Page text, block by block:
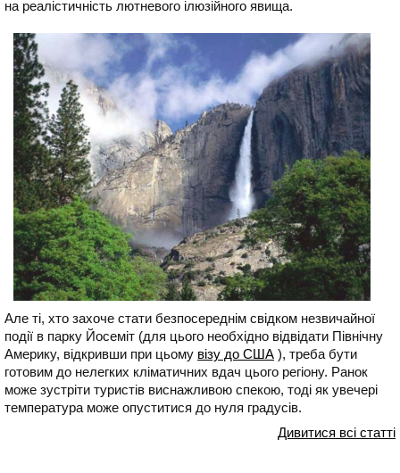
на реалістичність лютневого ілюзійного явища.
Але ті, хто захоче стати безпосереднім свідком незвичайної
події в парку Йосеміт (для цього необхідно відвідати Північну
Америку, відкривши при цьому візу до США ), треба бути
готовим до нелегких кліматичних вдач цього регіону. Ранок
може зустріти туристів виснажливою спекою, тоді як увечері
температура може опуститися до нуля градусів.
Дивитися всі статті